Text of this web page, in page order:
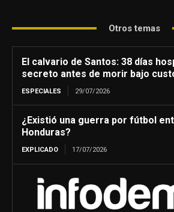
Otros temas
El calvario de Santos: 38 días
secreto antes de morir bajo
ESPECIALES 29/07/2026
¿Existió una guerra por fútbol
Honduras?
EXPLICADO 17/07/2026